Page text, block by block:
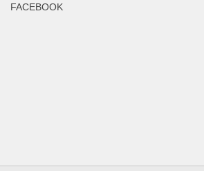
FACEBOOK